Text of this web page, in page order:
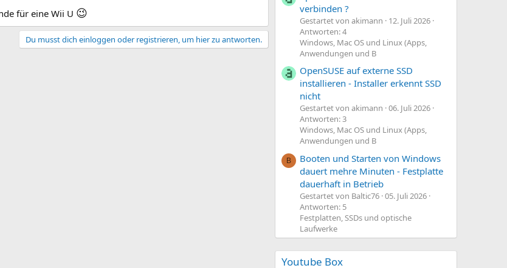
für eine Wii U 😉
Du musst dich einloggen oder registrieren, um hier zu antworten.
verbinden ?
Gestartet von akimann
12. Juli 2026
Antworten: 4
Windows, Mac OS und Linux (Apps,
Anwendungen und B
OpenSUSE auf externe SSD
installieren - Installer erkennt SSD
nicht
Gestartet von akimann 06. Juli 2026
Antworten: 3
Windows, Mac OS und Linux (Apps,
Anwendungen und B
B
Booten und Starten von Windows
dauert mehre Minuten - Festplatte
dauerhaft in Betrieb
Gestartet von Baltic76 05. Juli 2026
Antworten: 5
Festplatten, SSDs und optische
Laufwerke
Youtube Box